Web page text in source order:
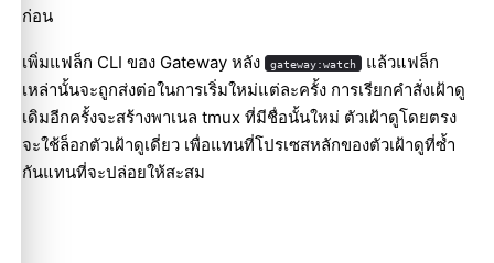
ก่อน
เพิ่มแฟล็ก CLI ของ Gateway หลัง gateway:watch แล้วแฟล็ก
เหล่านั้นจะถูกส่งต่อในการเริ่มใหม่แต่ละครั้ง การเรียกคำสั่งเฝ้าดู
เดิมอีกครั้งจะสร้างพาเนล tmux ที่มีชื่อนั้นใหม่ ตัวเฝ้าดูโดยตรง
จะใช้ล็อกตัวเฝ้าดูเดี่ยว เพื่อแทนที่โปรเซสหลักของตัวเฝ้าดูที่ซ้ำ
กันแทนที่จะปล่อยให้สะสม